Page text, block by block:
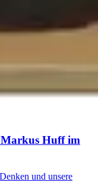
Markus Huff im
und unsere